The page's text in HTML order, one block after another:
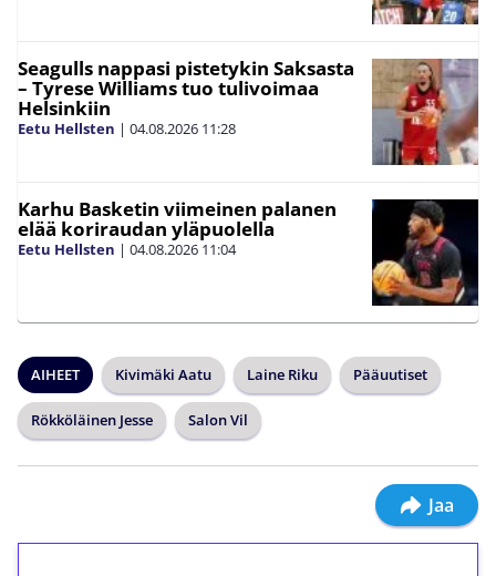
Seagulls nappasi pistetykin Saksasta
– Tyrese Williams tuo tulivoimaa
Helsinkiin
Eetu Hellsten | 04.08.2026 11:28
Karhu Basketin viimeinen palanen
elää koriraudan yläpuolella
Eetu Hellsten | 04.08.2026 11:04
AIHEET Kivimäki Aatu Laine Riku Pääuutiset
Rökköläinen Jesse Salon Vil
Jaa